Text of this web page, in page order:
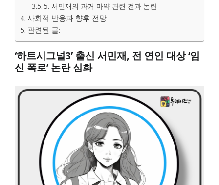
5. 서민재의 과거 마약 관련 전과 논란
사회적 반응과 향후 전망
관련된 글:
‘하트시그널3’ 출신 서민재, 전 연인 대상 ‘임
신 폭로’ 논란 심화